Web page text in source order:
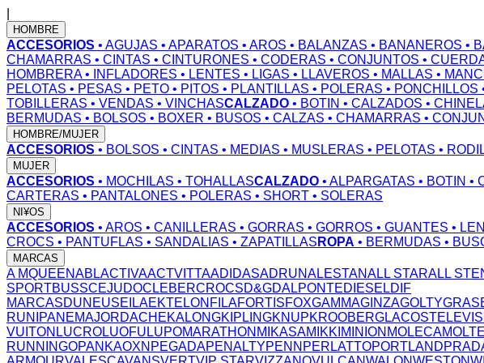
HOMBRE
ACCESORIOS • AGUJAS • APARATOS • AROS • BALANZAS • BANANEROS •
CHAMARRAS • CINTAS • CINTURONES • CODERAS • CONJUNTOS •
HOMBRERA• INFLADORES • LENTES • LIGAS • LLAVEROS • MALLAS •
PELOTAS • PESAS • PETO • PITOS • PLANTILLAS • POLERAS • PONCHILLOS
TOBILLERAS • VENDAS • VINCHASCALZADO • BOTIN • CALZADOS •
BERMUDAS • BOLSOS • BOXER • BUSOS • CALZAS • CHAMARRAS •
HOMBRE/MUJER
ACCESORIOS • BOLSOS • CINTAS • MEDIAS • MUSLERAS • PELOTAS •
MUJER
ACCESORIOS • MOCHILAS • TOHALLASCALZADO • ALPARGATAS • BOTIN •
CARTERAS • PANTALONES • POLERAS • SHORT • SOLERAS
NI¥OS
ACCESORIOS • AROS • CANILLERAS • GORRAS • GORROS • GUANTES •
CROCS • PANTUFLAS • SANDALIAS • ZAPATILLAS ROPA • BERMUDAS •
MARCAS
A MQUEENABLACTIVAACTVITTAADIDASADRUNALESTANALL STARALL
SPORTBUSSCEJUDOCLEBERCROCSD&GDALPONTEDIESELDIF
MARCASDUNEUSEILAEKTELON FILAFORTISFOXGAMMAGINZAGOLTY
RUN IPANEMAJORDACHEKALONGKIPLINGKNUPKROOBERGLACOSTE LEVIS
VUITON LUCROLUOFU LUPOMARATHON MIKASAMIKKI MINION MOLECA
RUNNINGOPANKAOXN PEGADAPENALTYPENN PERLATTOPORTLAND